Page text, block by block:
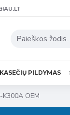
KASEČIŲ PILDYMAS
K300A OEM